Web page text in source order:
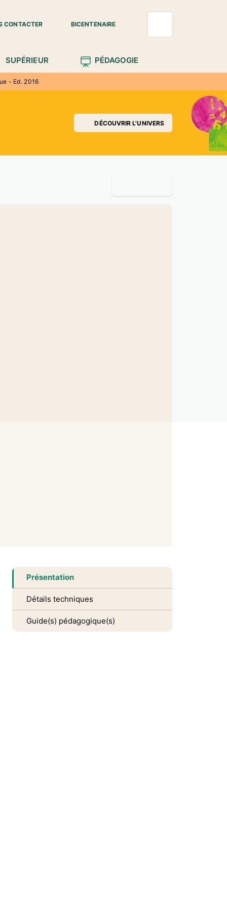
CONTACTER BICENTENAIRE
SUPÉRIEUR PÉDAGOGIE
- Ed. 2016
DÉCOUVRIR L'UNIVERS
Présentation
Détails techniques
Guide(s) pédagogique(s)